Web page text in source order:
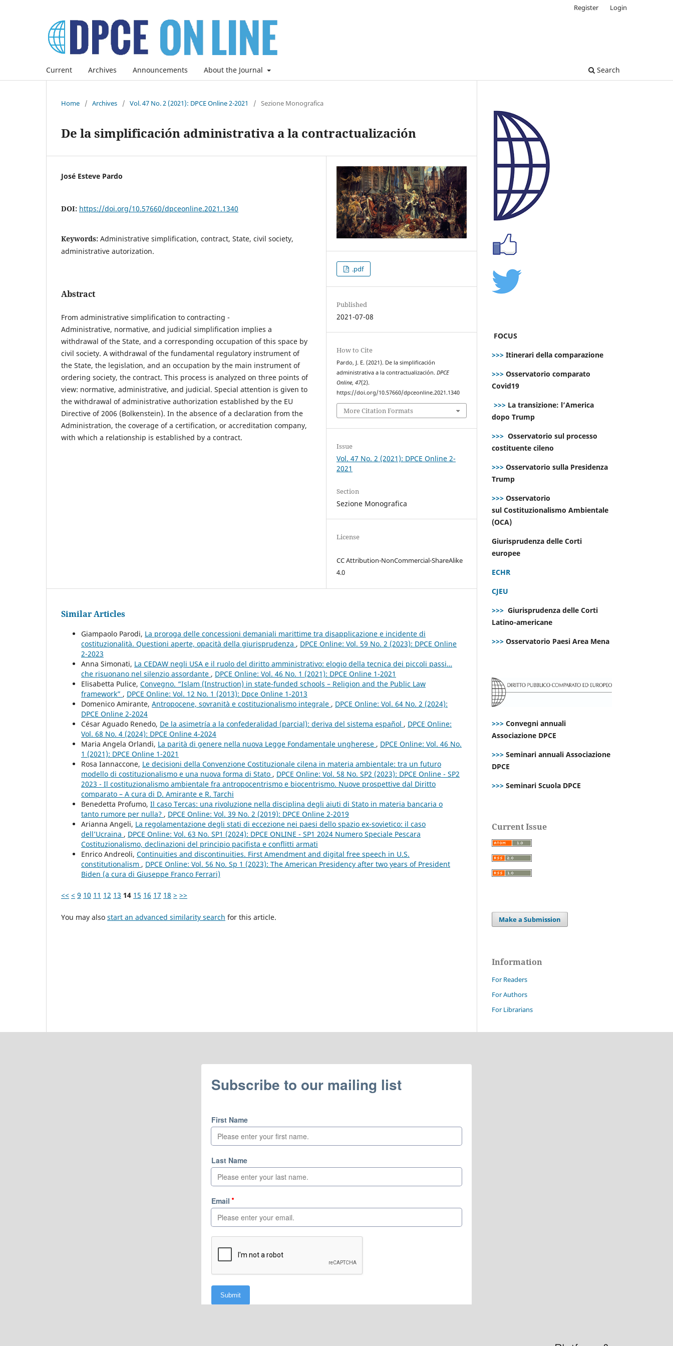
Current Archives Announcements About the Journal Search
Register Login
Home / Archives / Vol. 47 No. 2 (2021): DPCE Online 2-2021 / Sezione Monografica
De la simplificación administrativa a la contractualización
José Esteve Pardo
DOI: https://doi.org/10.57660/dpceonline.2021.1340
Keywords: Administrative simplification, contract, State, civil society,
administrative autorization.
Abstract
From administrative simplification to contracting -
Administrative, normative, and judicial simplification implies a
withdrawal of the State, and a corresponding occupation of this space by
civil society. A withdrawal of the fundamental regulatory instrument of
the State, the legislation, and an occupation by the main instrument of
ordering society, the contract. This process is analyzed on three points of
view: normative, administrative, and judicial. Special attention is given to
the withdrawal of administrative authorization established by the EU
Directive of 2006 (Bolkenstein). In the absence of a declaration from the
Administration, the coverage of a certification, or accreditation company,
with which a relationship is established by a contract.
.pdf
Published
2021-07-08
How to Cite
Pardo, J. E. (2021). De la simplificación
administrativa a la contractualización.DPCE
Online,47(2).
https://doi.org/10.57660/dpceonline.2021.1340
More Citation Formats
Issue
Vol. 47 No. 2 (2021): DPCE Online 2-
2021
Section
Sezione Monografica
License
CC Attribution-NonCommercial-ShareAlike
4.0
Similar Articles
Giampaolo Parodi, La proroga delle concessioni demaniali marittime tra disapplicazione e incidente di
costituzionalità. Questioni aperte, opacità della giurisprudenza , DPCE Online: Vol. 59 No. 2 (2023): DPCE Online
2-2023
Anna Simonati, La CEDAW negli USA e il ruolo del diritto amministrativo: elogio della tecnica dei piccoli passi…
che risuonano nel silenzio assordante , DPCE Online: Vol. 46 No. 1 (2021): DPCE Online 1-2021
Elisabetta Pulice, Convegno. “Islam (Instruction) in state-funded schools – Religion and the Public Law
framework” , DPCE Online: Vol. 12 No. 1 (2013): Dpce Online 1-2013
Domenico Amirante, Antropocene, sovranità e costituzionalismo integrale , DPCE Online: Vol. 64 No. 2 (2024):
DPCE Online 2-2024
César Aguado Renedo, De la asimetría a la confederalidad (parcial): deriva del sistema español , DPCE Online:
Vol. 68 No. 4 (2024): DPCE Online 4-2024
Maria Angela Orlandi, La parità di genere nella nuova Legge Fondamentale ungherese , DPCE Online: Vol. 46 No.
1 (2021): DPCE Online 1-2021
Rosa Iannaccone, Le decisioni della Convenzione Costituzionale cilena in materia ambientale: tra un futuro
modello di costituzionalismo e una nuova forma di Stato , DPCE Online: Vol. 58 No. SP2 (2023): DPCE Online - SP2
2023 - Il costituzionalismo ambientale fra antropocentrismo e biocentrismo. Nuove prospettive dal Diritto
comparato – A cura di D. Amirante e R. Tarchi
Benedetta Profumo, Il caso Tercas: una rivoluzione nella disciplina degli aiuti di Stato in materia bancaria o
tanto rumore per nulla? , DPCE Online: Vol. 39 No. 2 (2019): DPCE Online 2-2019
Arianna Angeli, La regolamentazione degli stati di eccezione nei paesi dello spazio ex-sovietico: il caso
dell’Ucraina , DPCE Online: Vol. 63 No. SP1 (2024): DPCE ONLINE - SP1 2024 Numero Speciale Pescara
Costituzionalismo, declinazioni del principio pacifista e conflitti armati
Enrico Andreoli, Continuities and discontinuities. First Amendment and digital free speech in U.S.
constitutionalism , DPCE Online: Vol. 56 No. Sp 1 (2023): The American Presidency after two years of President
Biden (a cura di Giuseppe Franco Ferrari)
<< < 9 10 11 12 13 14 15 16 17 18 > >>
You may also start an advanced similarity search for this article.
FOCUS
>>> Itinerari della comparazione
>>> Osservatorio comparato
Covid19
>>> La transizione: l’America
dopo Trump
>>> Osservatorio sul processo
costituente cileno
>>> Osservatorio sulla Presidenza
Trump
>>> Osservatorio
sul Costituzionalismo Ambientale
(OCA)
Giurisprudenza delle Corti
europee
ECHR
CJEU
>>> Giurisprudenza delle Corti
Latino-americane
>>> Osservatorio Paesi Area Mena
>>> Convegni annuali
Associazione DPCE
>>> Seminari annuali Associazione
DPCE
>>> Seminari Scuola DPCE
Current Issue
Make a Submission
Information
For Readers
For Authors
For Librarians